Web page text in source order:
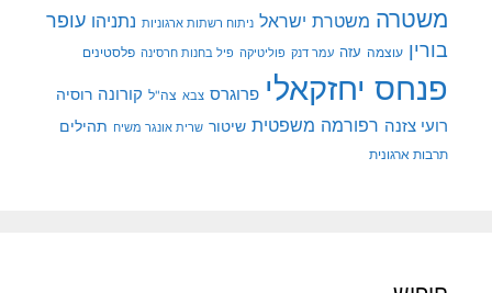
משטרה משטרת ישראל ניתוח רשתות ארגוניות נתניהו עופר
בורין עוצמה עזה עמר דנק פוליטיקה פיל בחנות חרסינה פלסטינים
פנחס יחזקאלי פרוגרס צבא צה"ל קורונה רוסיה
רועי צזנה רפורמה משפטית שיטור שרית אונגר משיח תהילים
תרבות ארגונית